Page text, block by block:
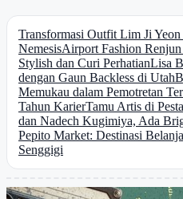
Transformasi Outfit Lim Ji
NemesisAirport Fashion
Stylish dan Curi PerhatianLisa
dengan Gaun Backless di Utah
Memukau dalam Pemotretan
Tahun KarierTamu Artis di
dan Nadech Kugimiya, Ada
Pepito Market: Destinasi
Senggigi